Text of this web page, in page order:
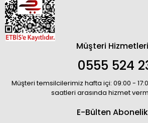
Müşteri Hizmetleri
0555 524
Müşteri temsilcilerimiz hafta içi: 09:00 -
saatleri arasında hizmet
E-Bülten Abonelik